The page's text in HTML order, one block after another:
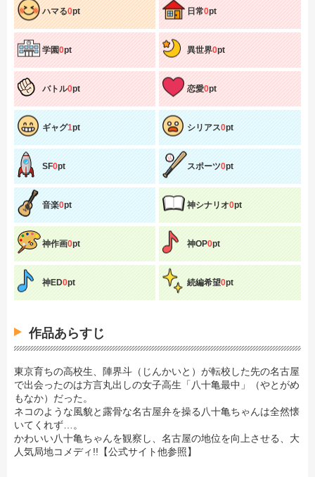
ハマる0pt 日常0pt
学園0pt 異世界0pt
バトル0pt 恋愛0pt
ギャグ1pt シリアス0pt
SF0pt スポーツ0pt
音楽0pt 神シナリオ0pt
神作画0pt 神OP0pt
神ED0pt 続編希望0pt
作品あらすじ
東京育ちの高校生、陣界斗（じんかいと）が転校した先の名古屋
で出会ったのは方言丸出しの女子高生「八十亀最中」（やとがめ
もなか）だった。
ネコのような風貌と露骨な名古屋弁を操る八十亀ちゃんは全然懐
いてくれず…。
かわいい八十亀ちゃんを観察し、名古屋の地位を向上させる、大
人気局地コメディ!!【公式サイト他参照】